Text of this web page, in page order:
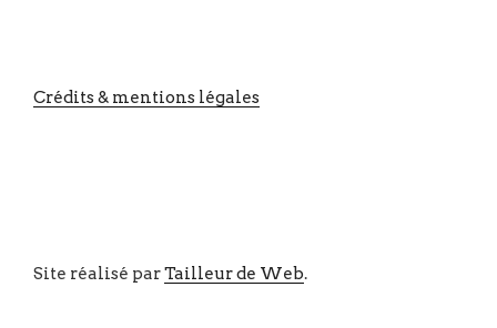
Crédits & mentions légales
Site réalisé parTailleur de Web.